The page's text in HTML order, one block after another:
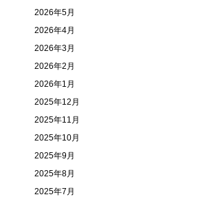
2026年5月
2026年4月
2026年3月
2026年2月
2026年1月
2025年12月
2025年11月
2025年10月
2025年9月
2025年8月
2025年7月